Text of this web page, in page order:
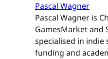
Pascal Wagner
Pascal Wagner is
GamesMarket and
specialised in indie
funding and